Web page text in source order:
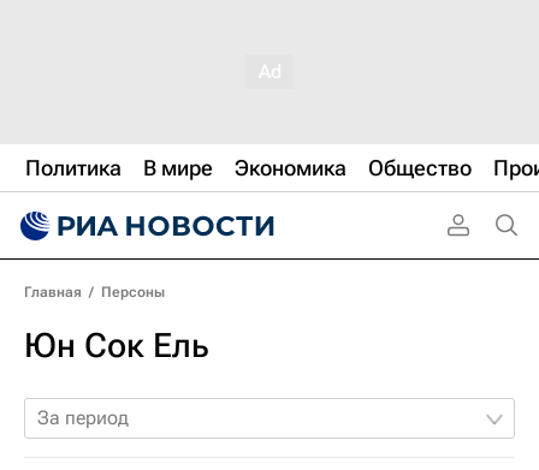
Политика В мире Экономика Общество
Главная / Персоны
Юн Сок Ель
За период